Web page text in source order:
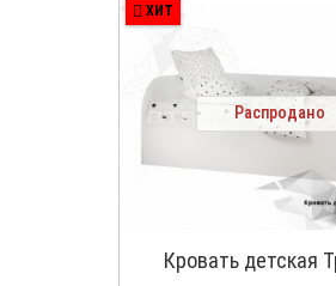
ХИТ
Распродано
Кровать детская